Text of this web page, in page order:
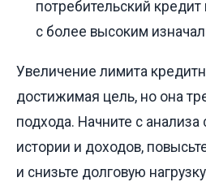
потребительский
с более высоким
Увеличение лимита
достижимая цель, но она
подхода. Начните с анализа
истории и доходов,
и снизьте долговую